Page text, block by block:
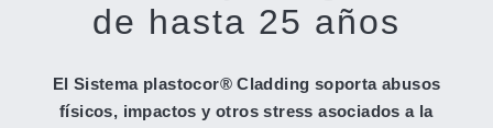
de hasta 25 años
El Sistema plastocor® Cladding soporta abusos
físicos, impactos y otros stress asociados a la